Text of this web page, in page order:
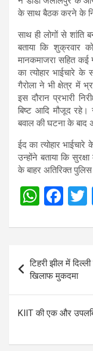
के साथ बैठक करने के
साथ ही लोगों से
बताया कि शुक्रवार
मानकमाजरा सहित
का त्योहार भाईचारे
गैरोला ने भी क्षेत्र में
इस दौरान प्रभारी
बिष्ट आदि मौजूद रहे।
बवाल की घटना के बाद
ईद का त्योहार
उन्होंने बताया कि
के बाहर अतिरिक्त
W
at
s
A
p
p
F
ce
b
o
o
k
Post
navigation
टिहरी झील में
खिलाफ मुकदमा
KIIT की एक और